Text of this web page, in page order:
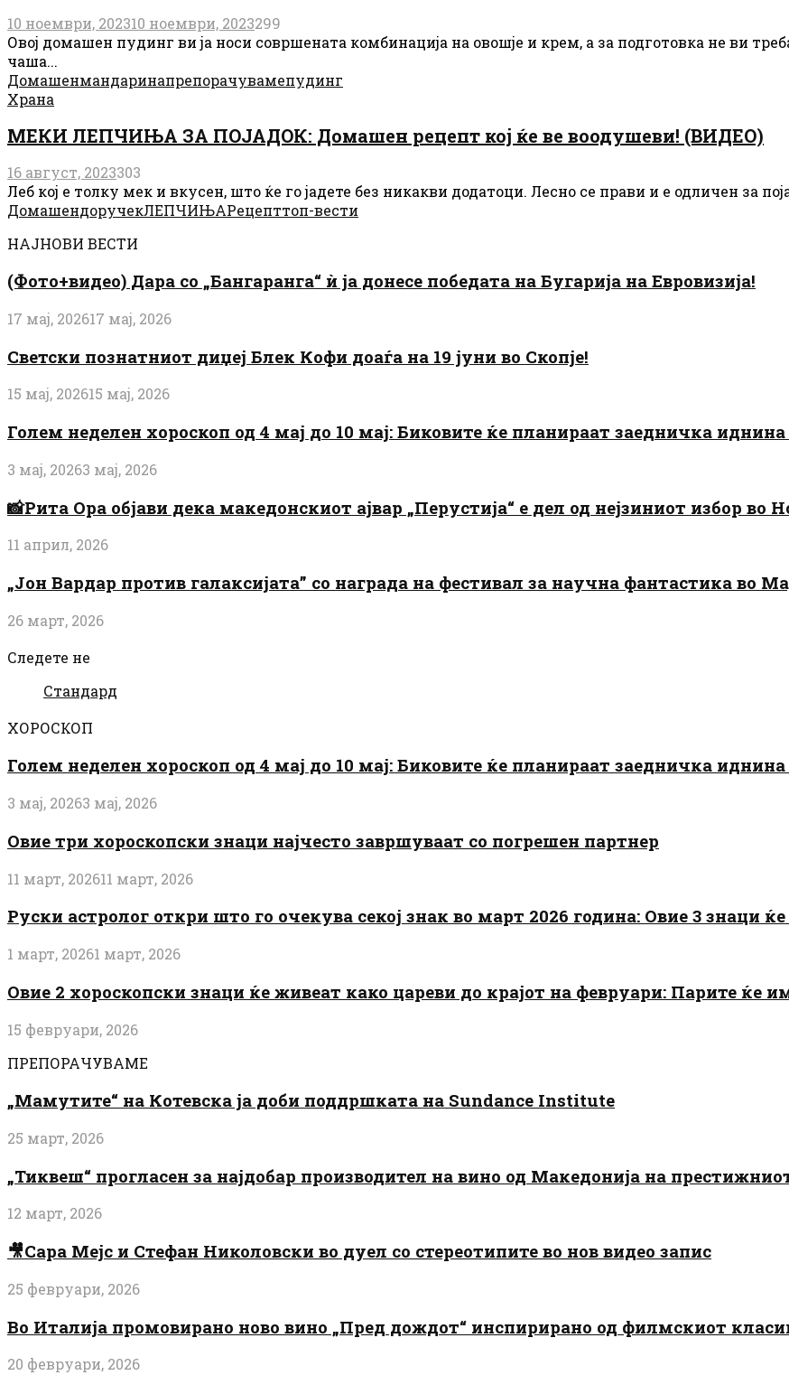
10 ноември, 202310 ноември, 2023299
Овој домашен пудинг ви ја носи совршената комбинација на овошје и крем, а за подготовка не ви
чаша...
Домашенмандаринапрепорачувамепудинг
Храна
МЕКИ ЛЕПЧИЊА ЗА ПОЈАДОК: Домашен рецепт кој ќе ве воодушеви! (ВИДЕО)
16 август, 2023303
Леб кој е толку мек и вкусен, што ќе го јадете без никакви додатоци. Лесно се прави и е одличен за
ДомашендоручекЛЕПЧИЊАРецепттоп-вести
НАЈНОВИ ВЕСТИ
(Фото+видео) Дара со „Бангаранга“ ѝ ја донесе победата на Бугарија на Евровизија!
17 мај, 202617 мај, 2026
Светски познатниот диџеј Блек Кофи доаѓа на 19 јуни во Скопје!
15 мај, 202615 мај, 2026
Голем неделен хороскоп од 4 мај до 10 мај: Биковите ќе планираат заедничка
3 мај, 20263 мај, 2026
📸Рита Ора објави дека македонскиот ајвар „Перустија“ е дел од нејзиниот избор во
11 април, 2026
„Јон Вардар против галаксијата” со награда на фестивал за научна фантастика во
26 март, 2026
Следете не
Стандард
ХОРОСКОП
Голем неделен хороскоп од 4 мај до 10 мај: Биковите ќе планираат заедничка
3 мај, 20263 мај, 2026
Овие три хороскопски знаци најчесто завршуваат со погрешен партнер
11 март, 202611 март, 2026
Руски астролог откри што го очекува секој знак во март 2026 година: Овие 3 знаци
1 март, 20261 март, 2026
Овие 2 хороскопски знаци ќе живеат како цареви до крајот на февруари: Парите ќе
15 февруари, 2026
ПРЕПОРАЧУВАМЕ
„Мамутите“ на Котевска ја доби поддршката на Sundance Institute
25 март, 2026
„Тиквеш“ прогласен за најдобар производител на вино од Македонија на
12 март, 2026
🎥Сара Мејс и Стефан Николовски во дуел со стереотипите во нов видео запис
25 февруари, 2026
Во Италија промовирано ново вино „Пред дождот“ инспирирано од филмскиот
20 февруари, 2026